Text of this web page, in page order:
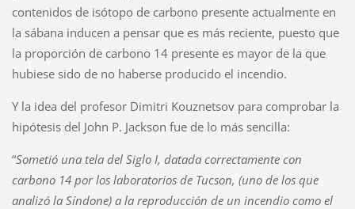
contenidos de isótopo de carbono presente actualmente en
la sábana inducen a pensar que es más reciente, puesto que
la proporción de carbono 14 presente es mayor de la que
hubiese sido de no haberse producido el incendio.
Y la idea del profesor Dimitri Kouznetsov para comprobar la
hipótesis del John P. Jackson fue de lo más sencilla:
“Sometió una tela del Siglo I, datada correctamente con
carbono 14 por los laboratorios de Tucson, (uno de los que
analizó la Síndone) a la reproducción de un incendio como el